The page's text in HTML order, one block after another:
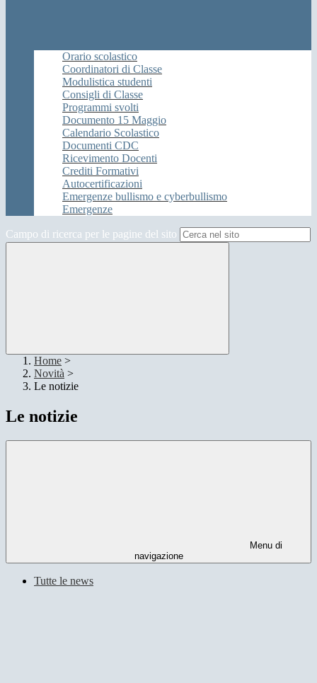
Orario scolastico
Coordinatori di Classe
Modulistica studenti
Consigli di Classe
Programmi svolti
Documento 15 Maggio
Calendario Scolastico
Documenti CDC
Ricevimento Docenti
Crediti Formativi
Autocertificazioni
Emergenze bullismo e cyberbullismo
Emergenze
Campo di ricerca per le pagine del sito
Home >
Novità >
Le notizie
Le notizie
Menu di
navigazione
Tutte le news